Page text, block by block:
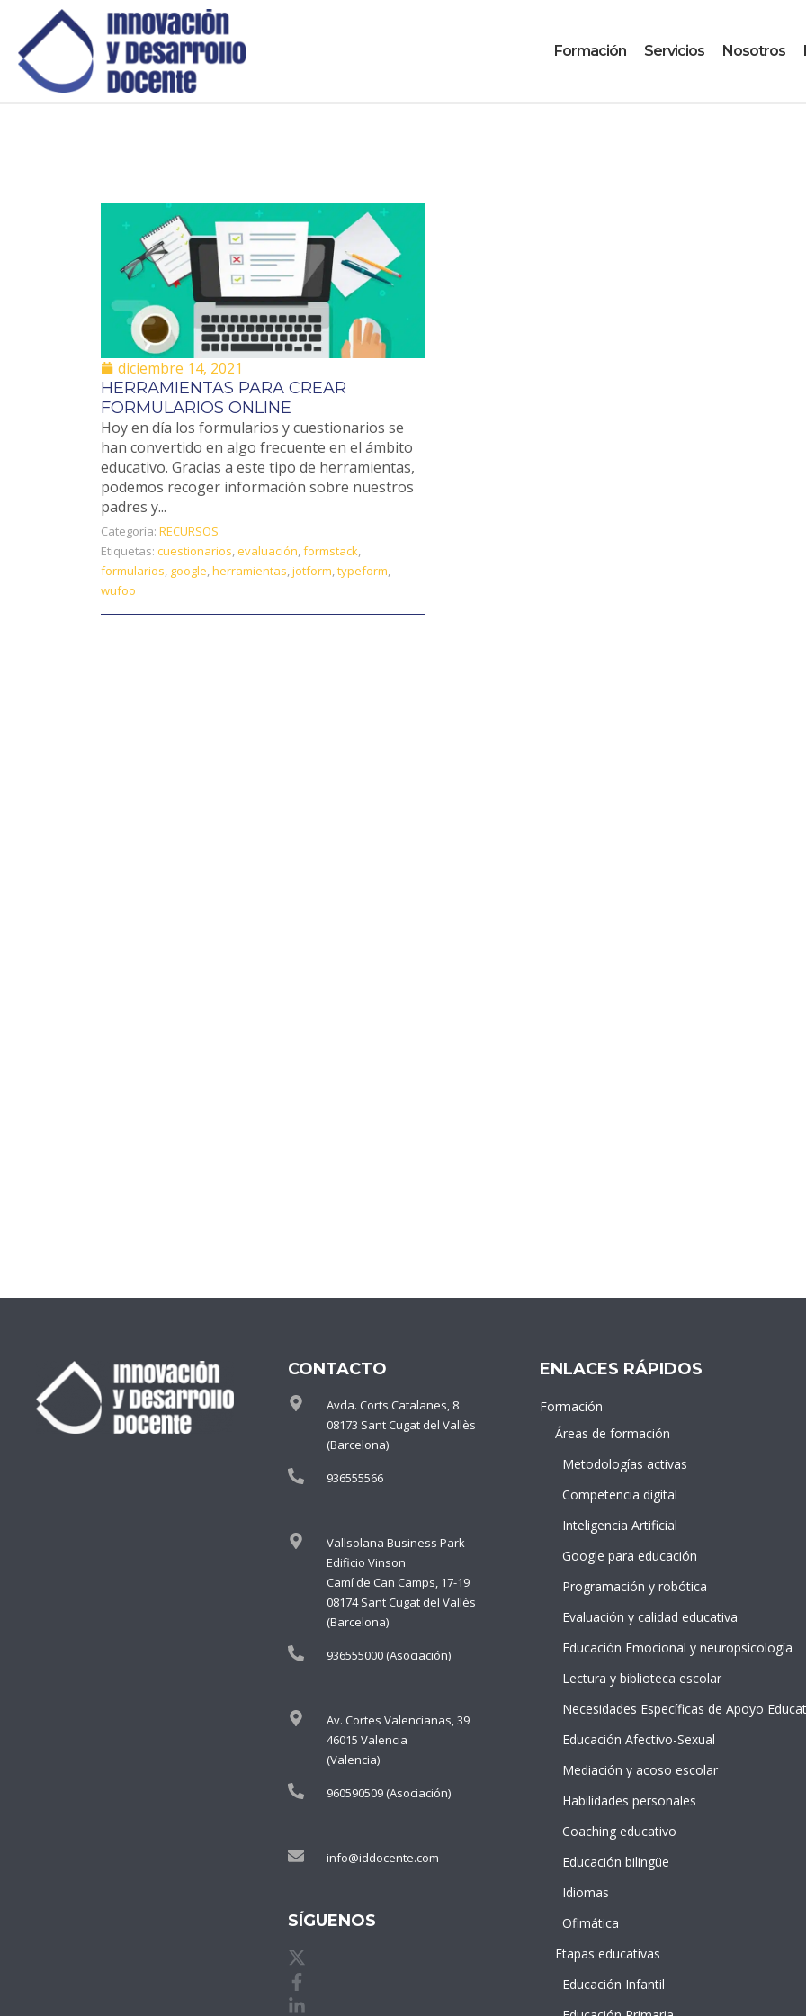
Formación Servicios Nosotros
diciembre 14, 2021
HERRAMIENTAS PARA CREAR
FORMULARIOS ONLINE
Hoy en día los formularios y cuestionarios se
han convertido en algo frecuente en el ámbito
educativo. Gracias a este tipo de herramientas,
podemos recoger información sobre nuestros
padres y...
Categoría: RECURSOS
Etiquetas: cuestionarios,evaluación,formstack,
formularios, google,herramientas,jotform,typeform,
wufoo
CONTACTO
Avda. Corts Catalanes, 8
08173 Sant Cugat del Vallès
(Barcelona)
936555566
Vallsolana Business Park
Edificio Vinson
Camí de Can Camps, 17-19
08174 Sant Cugat del Vallès
(Barcelona)
936555000 (Asociación)
Av. Cortes Valencianas, 39
46015 Valencia
(Valencia)
960590509 (Asociación)
info@iddocente.com
SÍGUENOS
ENLACES RÁPIDOS
Formación
Áreas de formación
Metodologías activas
Competencia digital
Inteligencia Artificial
Google para educación
Programación y robótica
Evaluación y calidad educativa
Educación Emocional y neuropsicología
Lectura y biblioteca escolar
Necesidades Específicas de Apoyo
Educación Afectivo-Sexual
Mediación y acoso escolar
Habilidades personales
Coaching educativo
Educación bilingüe
Idiomas
Ofimática
Etapas educativas
Educación Infantil